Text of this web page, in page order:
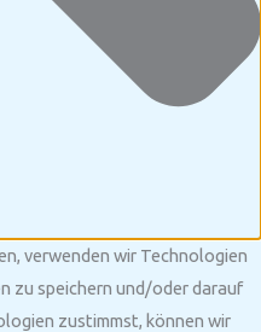
verwenden wir Technologien
zu speichern und/oder darauf
zustimmst, können wir